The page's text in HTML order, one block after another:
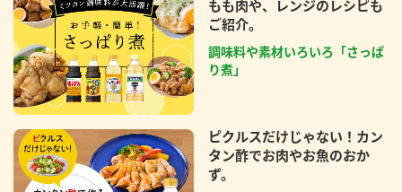
もも肉や、レンジのレシピも
ご紹介。
調味料や素材いろいろ「さっぱ
り煮」
ピクルスだけじゃない！カン
タン酢でお肉やお魚のおか
ず。